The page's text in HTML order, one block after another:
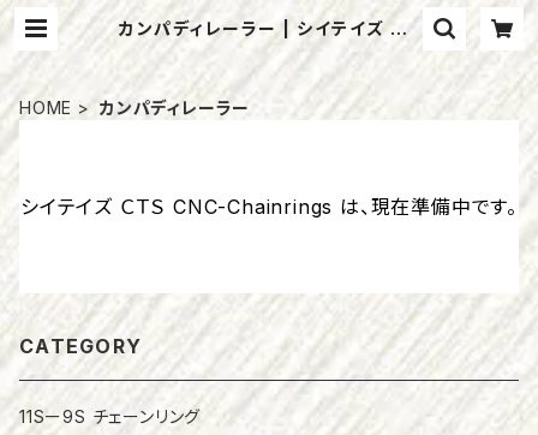
カンパディレーラー | シイテイズ ＣＴ
Ｓ CNC-Chainrings
HOME カンパディレーラー
シイテイズ ＣＴＳ CNC-Chainrings は、現在準備中です。
CATEGORY
11Sー9S チェーンリング